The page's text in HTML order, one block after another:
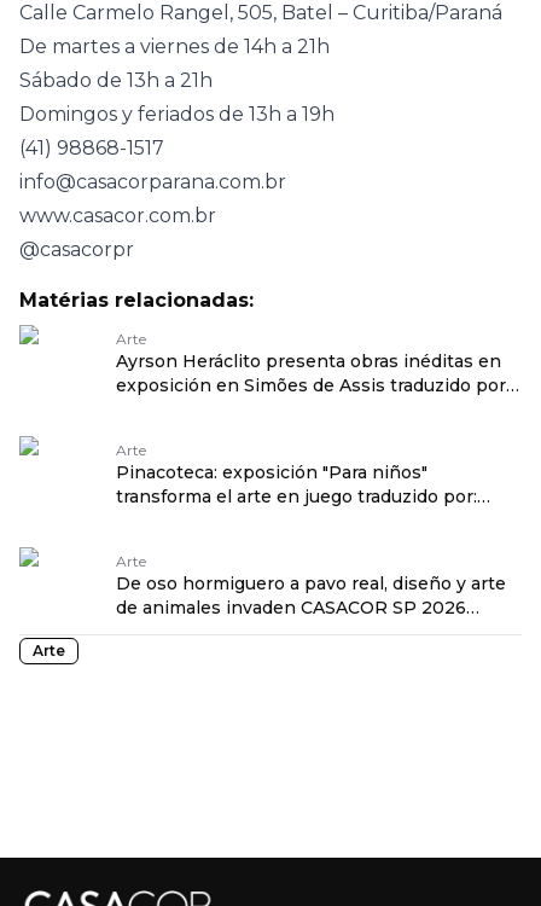
Calle Carmelo Rangel, 505, Batel – Curitiba/Paraná
De martes a viernes de 14h a 21h
Sábado de 13h a 21h
Domingos y feriados de 13h a 19h
(41) 98868-1517
info@casacorparana.com.br
www.casacor.com.br
@casacorpr
Matérias relacionadas:
Arte
Ayrson Heráclito presenta obras inéditas en
exposición en Simões de Assis traduzido por:
Arte
Pinacoteca: exposición "Para niños"
transforma el arte en juego traduzido por:
Arte
De oso hormiguero a pavo real, diseño y arte
de animales invaden CASACOR SP 2026
traduzido por: OPENROUTER
Arte